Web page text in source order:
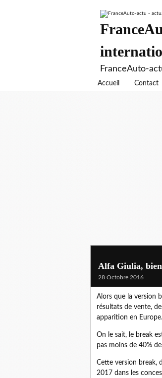
FranceAuto-
Accueil Contact
Alfa Giulia,
28 Octobre 2016
Alors que la version
résultats de vente,
apparition en Europe.
On le sait, le break
pas moins de 40%
Cette version break,
2017 dans les